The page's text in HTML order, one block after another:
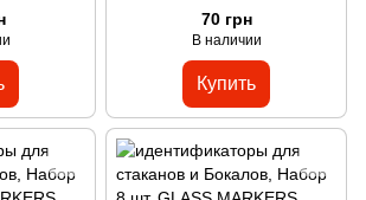
70 грн
В наличии
Купить